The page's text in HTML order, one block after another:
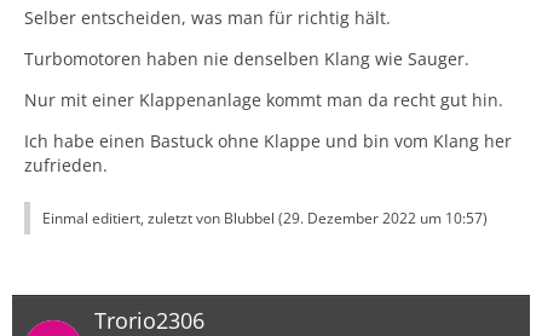
Selber entscheiden, was man für richtig hält.
Turbomotoren haben nie denselben Klang wie Sauger.
Nur mit einer Klappenanlage kommt man da recht gut hin.
Ich habe einen Bastuck ohne Klappe und bin vom Klang her
zufrieden.
Einmal editiert, zuletzt von Blubbel (29. Dezember 2022 um 10:57)
Trorio2306